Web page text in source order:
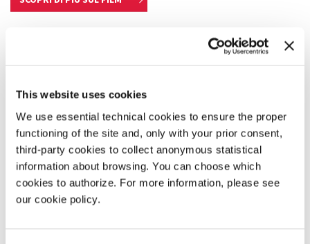
This website uses cookies
We use essential technical cookies to ensure the proper
functioning of the site and, only with your prior consent,
third-party cookies to collect anonymous statistical
information about browsing. You can choose which
cookies to authorize. For more information, please see
our cookie policy.